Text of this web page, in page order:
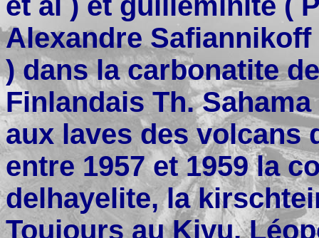
Alexandre
) dans la carbonatite
Finlandais Th.
aux laves des volcans
entre 1957 et 1959 la
delhayelite, la
Toujours au Kivu,